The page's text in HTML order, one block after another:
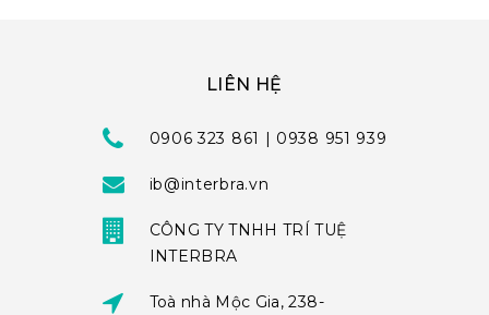
LIÊN HỆ
0906 323 861 | 0938 951 939
ib@interbra.vn
CÔNG TY TNHH TRÍ TUỆ
INTERBRA
Toà nhà Mộc Gia, 238-